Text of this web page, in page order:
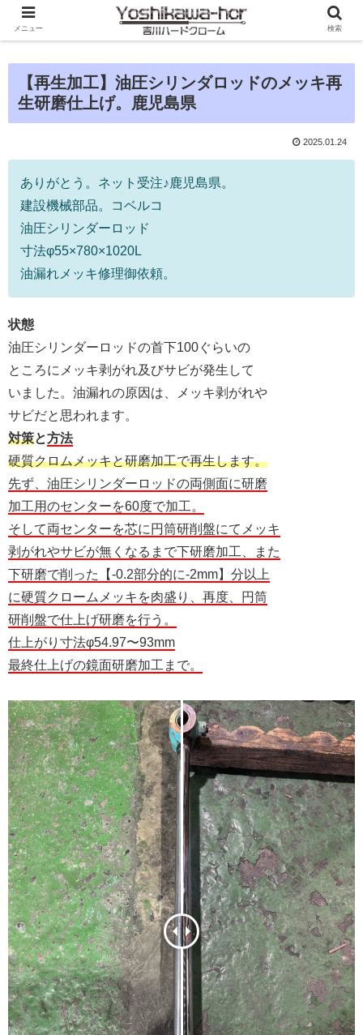
【再生加工】油圧シリンダロッドのメッキ再
生研磨仕上げ。鹿児島県
2025.01.24
ありがとう。ネット受注♪鹿児島県。
建設機械部品。コベルコ
油圧シリンダーロッド
寸法φ55×780×1020L
油漏れメッキ修理御依頼。
状態
油圧シリンダーロッドの首下100ぐらいの
ところにメッキ剥がれ及びサビが発生して
いました。油漏れの原因は、メッキ剥がれや
サビだと思われます。
対策と方法
硬質クロムメッキと研磨加工で再生します。
先ず、油圧シリンダーロッドの両側面に研磨
加工用のセンターを60度で加工。
そして両センターを芯に円筒研削盤にてメッキ
剥がれやサビが無くなるまで下研磨加工、また
下研磨で削った【-0.2部分的に-2mm】分以上
に硬質クロームメッキを肉盛り、再度、円筒
研削盤で仕上げ研磨を行う。
仕上がり寸法φ54.97〜93mm
最終仕上げの鏡面研磨加工まで。
メニュー 検索